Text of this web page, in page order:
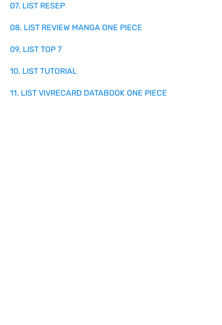
07. LIST RESEP
08. LIST REVIEW MANGA ONE PIECE
09. LIST TOP 7
10. LIST TUTORIAL
11. LIST VIVRECARD DATABOOK ONE PIECE